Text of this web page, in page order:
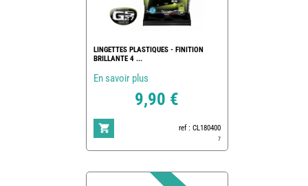
LINGETTES PLASTIQUES - FINITION
BRILLANTE 4 ...
En savoir plus
9,90 €
ref : CL180400
7